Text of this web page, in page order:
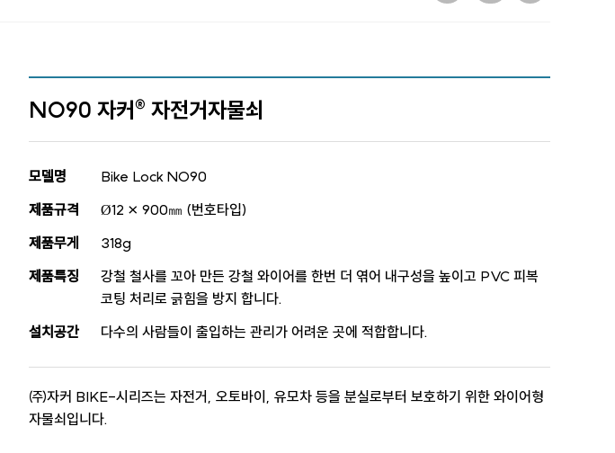
NO90 자커® 자전거자물쇠
모델명
Bike Lock NO90
제품규격
Ø12 × 900㎜ (번호타입)
제품무게
318g
제품특징
강철 철사를 꼬아 만든 강철 와이어를 한번 더 엮어 내구성을 높이고 PVC 피복
코팅 처리로 긁힘을 방지 합니다.
설치공간
다수의 사람들이 출입하는 관리가 어려운 곳에 적합합니다.
㈜자커 BIKE-시리즈는 자전거, 오토바이, 유모차 등을 분실로부터 보호하기 위한 와이어형
자물쇠입니다.